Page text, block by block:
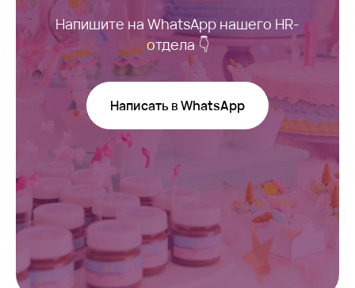
Напишите на WhatsApp нашего HR-
отдела 👇
Написать в WhatsApp
Janzeto.kz — это то место,
куда Вы будете
возвращаться снова
и снова…